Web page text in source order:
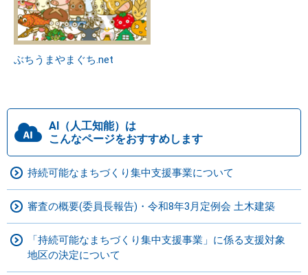
ぶちうまやまぐち.net
AI（人工知能）は
こんなページをおすすめします
持続可能なまちづくり集中支援事業について
審査の概要(委員長報告)・令和8年3月定例会 土木建築
「持続可能なまちづくり集中支援事業」に係る支援対象
地区の決定について